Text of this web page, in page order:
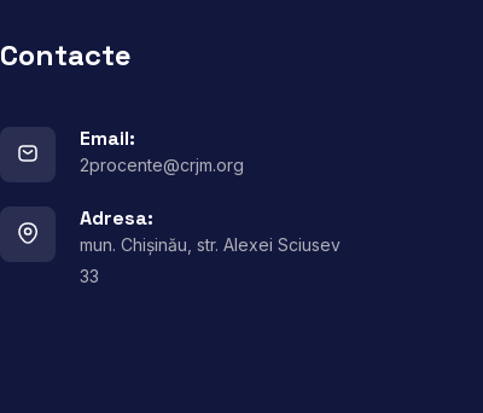
Contacte
Email:
2procente@crjm.org
Adresa:
mun. Chișinău, str. Alexei Sciusev
33